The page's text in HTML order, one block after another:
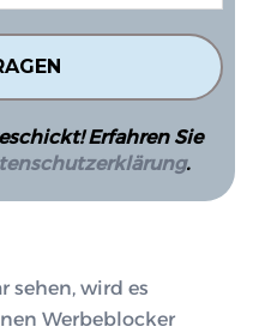
Erfahren Sie
.
sehen, wird es
Werbeblocker